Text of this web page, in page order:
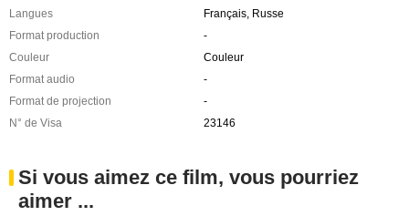
Langues
Français, Russe
Format production
-
Couleur
Couleur
Format audio
-
Format de projection
-
N° de Visa
23146
Si vous aimez ce film, vous pourriez
aimer ...